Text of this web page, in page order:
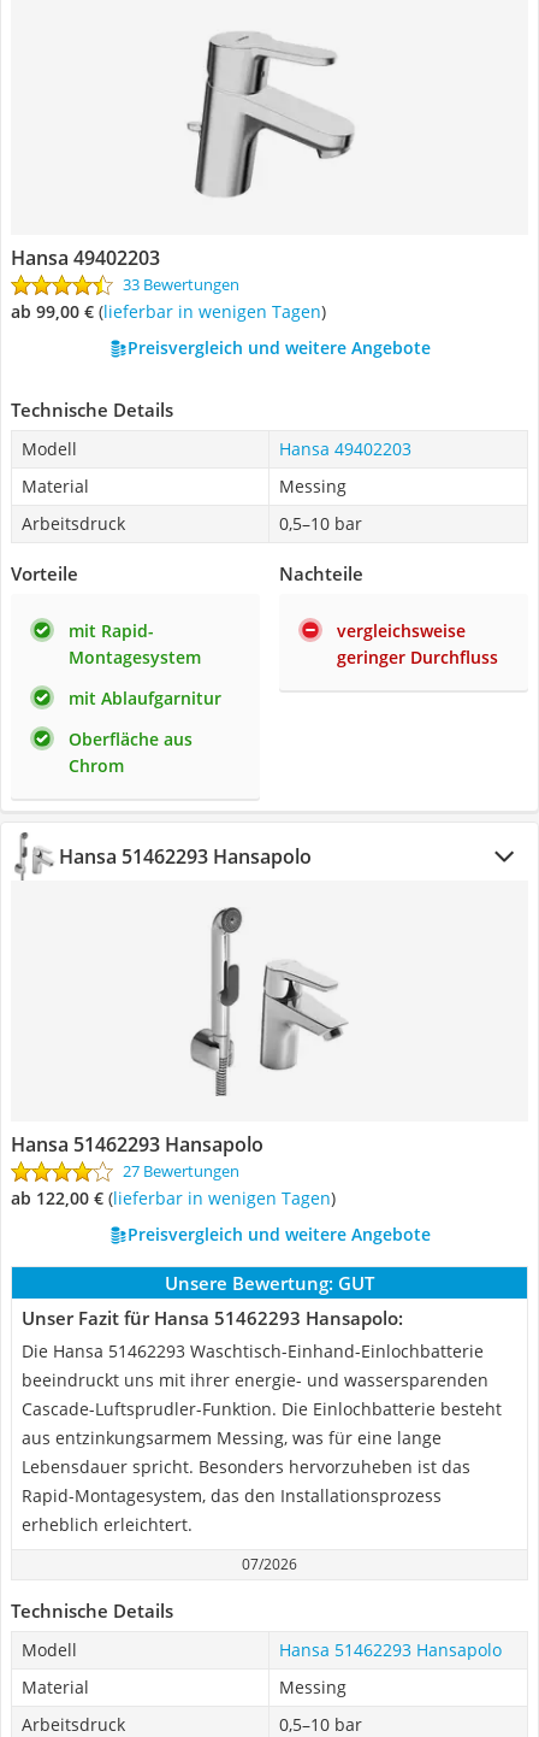
Hansa 49402203
33 Bewertungen
ab 99,00 € ( Lieferbar in wenigen Tagen)
Preisvergleich und weitere Angebote
Technische Details
Modell
Hansa 49402203
Material
Messing
Arbeitsdruck
0,5–10 bar
Vorteile
mit Rapid-
Montagesystem
mit Ablaufgarnitur
Oberfläche aus
Chrom
Nachteile
vergleichsweise
geringer Durchfluss
Hansa 51462293 Hansapolo
Hansa 51462293 Hansapolo
27 Bewertungen
ab 122,00 € ( Lieferbar in wenigen Tagen)
Preisvergleich und weitere Angebote
Unsere Bewertung: GUT
Unser Fazit für Hansa 51462293 Hansapolo:
Die Hansa 51462293 Waschtisch-Einhand-Einlochbatterie
beeindruckt uns mit ihrer energie- und wassersparenden
Cascade-Luftsprudler-Funktion. Die Einlochbatterie besteht
aus entzinkungsarmem Messing, was für eine lange
Lebensdauer spricht. Besonders hervorzuheben ist das
Rapid-Montagesystem, das den Installationsprozess
erheblich erleichtert.
07/2026
Technische Details
Modell
Hansa 51462293 Hansapolo
Material
Messing
Arbeitsdruck
0,5–10 bar